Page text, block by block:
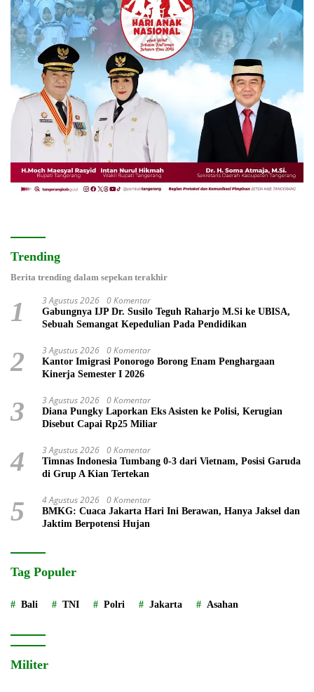
Trending
Berita trending dalam sepekan terakhir
1 3 Agustus 2026 0 Komentar
Gabungnya IJP Dr. Susilo Teguh Raharjo M.Si ke UBISA,
Sebuah Semangat Kepedulian Pada Pendidikan
2 3 Agustus 2026 0 Komentar
Kantor Imigrasi Ponorogo Borong Enam Penghargaan
Kinerja Semester I 2026
3 3 Agustus 2026 0 Komentar
Diana Pungky Laporkan Eks Asisten ke Polisi, Kerugian
Disebut Capai Rp25 Miliar
4 3 Agustus 2026 0 Komentar
Timnas Indonesia Tumbang 0-3 dari Vietnam, Posisi Garuda
di Grup A Kian Tertekan
5 4 Agustus 2026 0 Komentar
BMKG: Cuaca Jakarta Hari Ini Berawan, Hanya Jaksel dan
Jaktim Berpotensi Hujan
Tag Populer
Bali TNI Polri Jakarta Asahan
Militer